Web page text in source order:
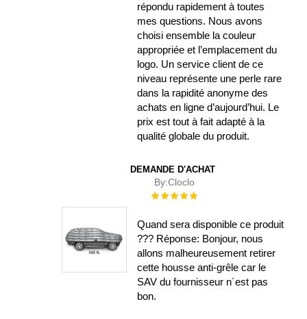
répondu rapidement à toutes
mes questions. Nous avons
choisi ensemble la couleur
appropriée et l’emplacement du
logo. Un service client de ce
niveau représente une perle rare
dans la rapidité anonyme des
achats en ligne d’aujourd’hui. Le
prix est tout à fait adapté à la
qualité globale du produit.
DEMANDE D'ACHAT
By:Cloclo
Évaluation :
Quand sera disponible ce produit
??? Réponse: Bonjour, nous
allons malheureusement retirer
cette housse anti-grêle car le
SAV du fournisseur n´est pas
bon.